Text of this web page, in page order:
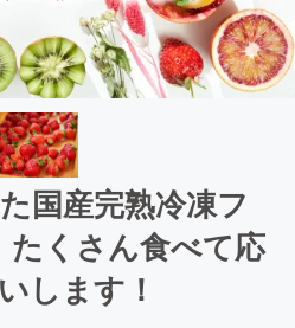
国産完熟冷凍フ
たくさん食べて応
します！